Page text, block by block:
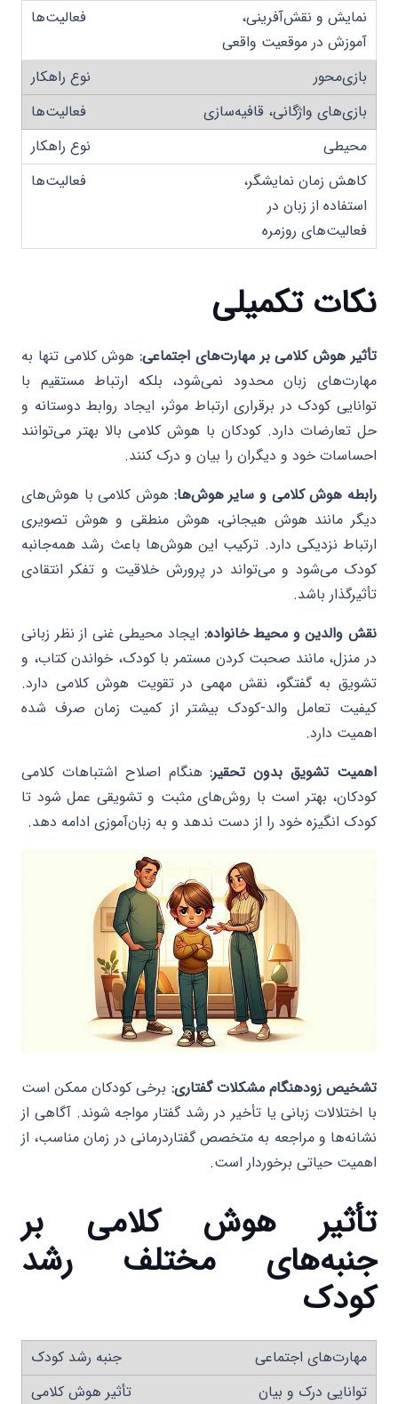
نمایش و نقش‌آفرینی،
آموزش در موقعیت واقعی
بازی‌محور
بازی‌های واژگانی، قافیه‌سازی
محیطی
کاهش زمان نمایشگر،
استفاده از زبان در
فعالیت‌های روزمره
نکات تکمیلی
تأثیر هوش کلامی بر مهارت‌های اجتماعی:هوش کلامی تنها به
مهارت‌های زبان محدود نمی‌شود، بلکه ارتباط مستقیم با
توانایی کودک در برقراری ارتباط موثر، ایجاد روابط دوستانه و
حل تعارضات دارد. کودکان با هوش کلامی بالا بهتر می‌توانند
احساسات خود و دیگران را بیان و درک کنند.
رابطه هوش کلامی و سایر هوش‌ها: هوش کلامی با هوش‌های
دیگر مانند هوش هیجانی، هوش منطقی و هوش تصویری
ارتباط نزدیکی دارد. ترکیب این هوش‌ها باعث رشد همه‌جانبه
کودک می‌شود و می‌تواند در پرورش خلاقیت و تفکر انتقادی
تأثیرگذار باشد.
نقش والدین و محیط خانواده: ایجاد محیطی غنی از نظر زبانی
در منزل، مانند صحبت کردن مستمر با کودک، خواندن کتاب، و
تشویق به گفتگو، نقش مهمی در تقویت هوش کلامی دارد.
کیفیت تعامل والد-کودک بیشتر از کمیت زمان صرف شده
اهمیت دارد.
اهمیت تشویق بدون تحقیر:هنگام اصلاح اشتباهات کلامی
کودکان، بهتر است با روش‌های مثبت و تشویقی عمل شود تا
کودک انگیزه خود را از دست ندهد و به زبان‌آموزی ادامه دهد.
تشخیص زودهنگام مشکلات گفتاری: برخی کودکان ممکن است
با اختلالات زبانی یا تأخیر در رشد گفتار مواجه شوند. آگاهی از
نشانه‌ها و مراجعه به متخصص گفتاردرمانی در زمان مناسب، از
اهمیت حیاتی برخوردار است.
تأثیر هوش کلامی بر
جنبه‌های مختلف رشد
کودک
مهارت‌های اجتماعی
توانایی درک و بیان